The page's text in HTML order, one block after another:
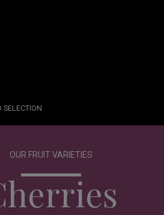
SELECTION
OUR FRUIT VARIETIES